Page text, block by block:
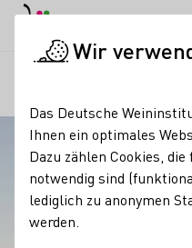
Wir
Das Deutsche
Ihnen ein optimales
Dazu zählen Cookies,
notwendig sind
lediglich zu anonymen
werden.